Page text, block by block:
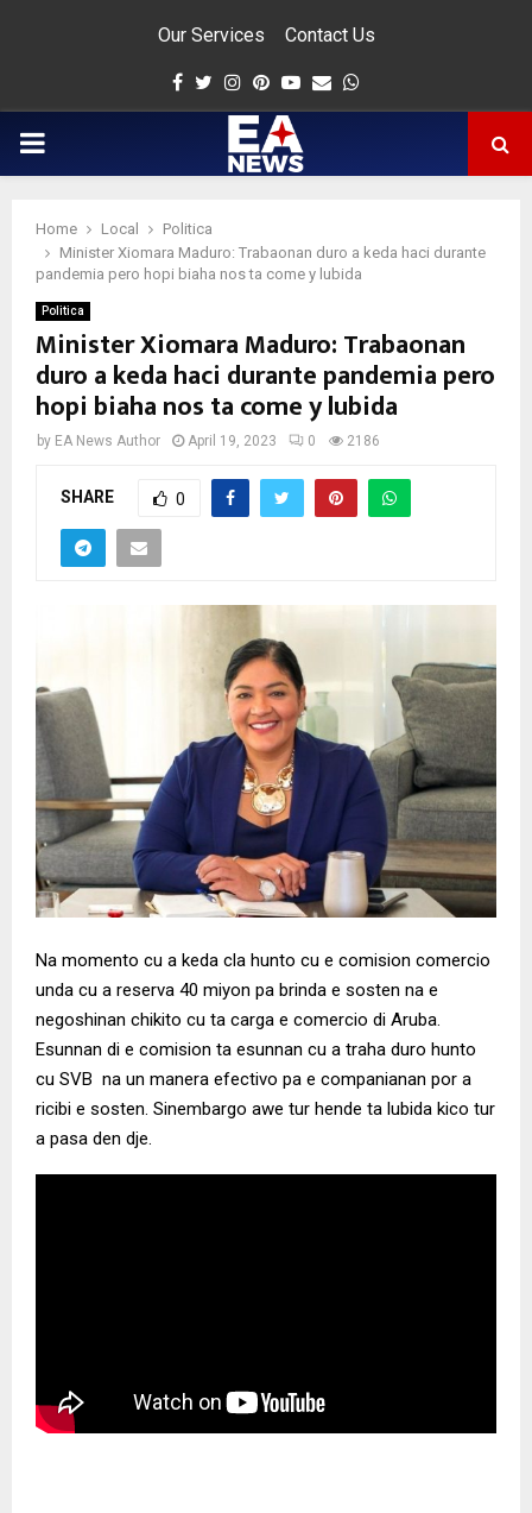
Our Services Contact Us
Facebook
Twitter
Instagram
Pinterest
Youtube
Email
PRIMARY
Home Local
Politica
Minister Xiomara Maduro: Trabaonan duro a keda haci durante
pandemia pero hopi biaha nos ta come y lubida
Politica
Minister Xiomara Maduro: Trabaonan
duro a keda haci durante pandemia pero
hopi biaha nos ta come y lubida
by EA News Author April 19, 2023 0 2186
SHARE 0
Na momento cu a keda cla hunto cu e comision comercio
unda cu a reserva 40 miyon pa brinda e sosten na e
negoshinan chikito cu ta carga e comercio di Aruba.
Esunnan di e comision ta esunnan cu a traha duro hunto
cu SVB na un manera efectivo pa e companianan por a
ricibi e sosten. Sinembargo awe tur hende ta lubida kico tur
a pasa den dje.